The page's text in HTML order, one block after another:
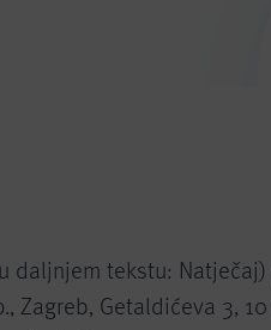
daljnjem tekstu:
Zagreb, Getaldićeva 3,